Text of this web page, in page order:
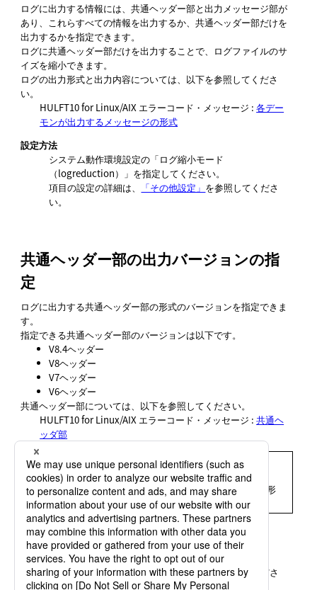
ログに出力する情報には、共通ヘッダー部と出力メッセージ部が
あり、これらすべての情報を出力するか、共通ヘッダー部だけを
出力するかを指定できます。
ログに共通ヘッダー部だけを出力することで、ログファイルのサ
イズを縮小できます。
ログの出力形式と出力内容については、以下を参照してくださ
い。
HULFT10 for Linux/AIX エラーコード・メッセージ :各デー
モンが出力するメッセージの形式
設定方法
システム動作環境設定の
ログ縮小モード
（logreduction）
を指定してください。
項目の設定の詳細は、
「その他設定」 を参照してくださ
い。
共通ヘッダー部の出力バージョンの指
定
ログに出力する共通ヘッダー部の形式のバージョンを指定できま
す。
指定できる共通ヘッダー部のバージョンは以下です。
V8.4ヘッダー
V8ヘッダー
V7ヘッダー
V6ヘッダー
共通ヘッダー部については、以下を参照してください。
HULFT10 for Linux/AIX エラーコード・メッセージ :共通ヘ
ッダ部
= 備考 =
V8.4ヘッダーを指定した場合、HULFT for Windowsと
HULFT for Linux/AIXで出力されるログ（メッセージ）の形
式は同一になります。
設定方法
システム動作環境設定の
トレース出力バージョン
（tlogver）
を指定してください。
項目の設定の詳細は、「その他設定」を参照してくださ
い。